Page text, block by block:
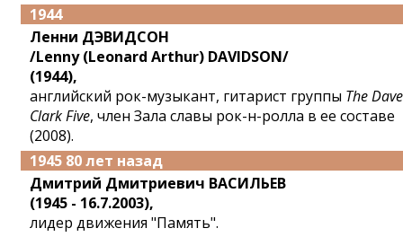
1944
Ленни ДЭВИДСОН
/Lenny (Leonard Arthur) DAVIDSON/
(1944),
английский рок-музыкант, гитарист группы The Dave
Clark Five, член Зала славы рок-н-ролла в ее составе
(2008).
1945 80 лет назад
Дмитрий Дмитриевич ВАСИЛЬЕВ
(1945 - 16.7.2003),
лидер движения "Память".